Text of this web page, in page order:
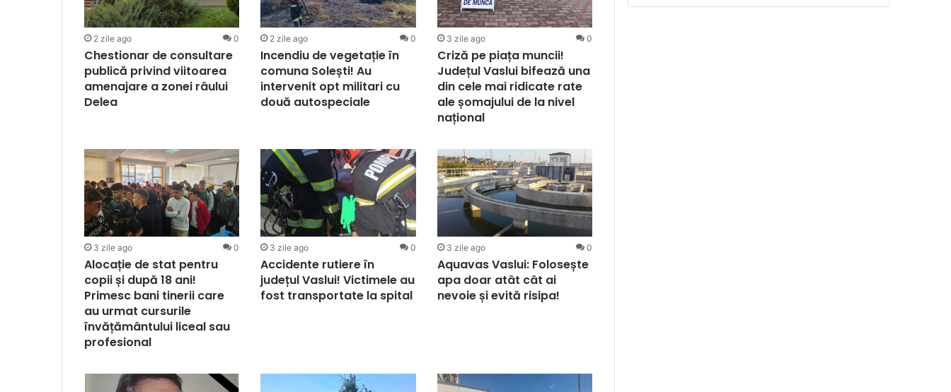
2 zile ago 0
Chestionar de consultare
publică privind viitoarea
amenajare a zonei râului
Delea
2 zile ago 0
Incendiu de vegetație în
comuna Solești! Au
intervenit opt militari cu
două autospeciale
3 zile ago 0
Criză pe piața muncii!
Județul Vaslui bifează una
din cele mai ridicate rate
ale șomajului de la nivel
național
3 zile ago 0
Alocație de stat pentru
copii și după 18 ani!
Primesc bani tinerii care
au urmat cursurile
învățământului liceal sau
profesional
3 zile ago 0
Accidente rutiere în
județul Vaslui! Victimele au
fost transportate la spital
3 zile ago 0
Aquavas Vaslui: Folosește
apa doar atât cât ai
nevoie și evită risipa!